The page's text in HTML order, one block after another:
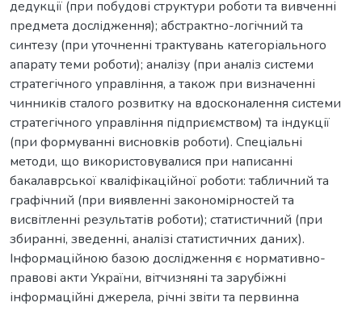
дедукції (при побудові структури роботи та вивченні
предмета дослідження); абстрактно-логічний та
синтезу (при уточненні трактувань категоріального
апарату теми роботи); аналізу (при аналіз системи
стратегічного управління, а також при визначенні
чинників сталого розвитку на вдосконалення системи
стратегічного управління підприємством) та індукції
(при формуванні висновків роботи). Спеціальні
методи, що використовувалися при написанні
бакалаврської кваліфікаційної роботи: табличний та
графічний (при виявленні закономірностей та
висвітленні результатів роботи); статистичний (при
збиранні, зведенні, аналізі статистичних даних).
Інформаційною базою дослідження є нормативно-
правові акти України, вітчизняні та зарубіжні
інформаційні джерела, річні звіти та первинна